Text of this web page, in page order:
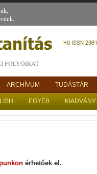
FOLYÓIRAT.
ARCHÍVUM TUDÁSTÁR
EGYÉB
érhetőek el.